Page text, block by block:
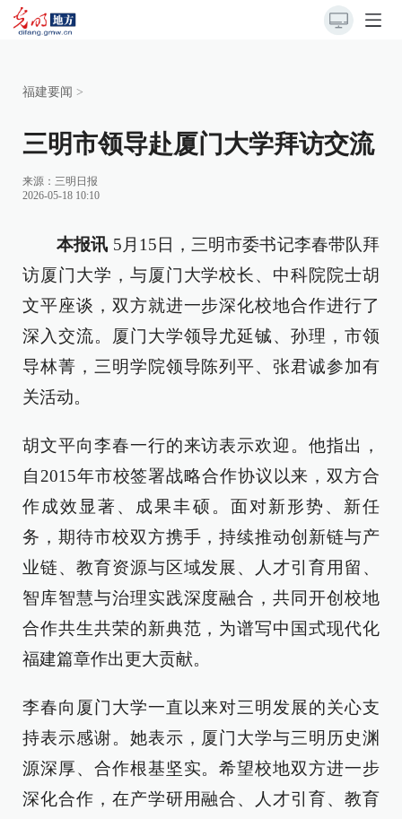
福建要闻 >
三明市领导赴厦门大学拜访交流
来源： 三明日报
2026-05-18 10:10
本报讯 5月15日，三明市委书记李春带队拜
访厦门大学，与厦门大学校长、中科院院士胡
文平座谈，双方就进一步深化校地合作进行了
深入交流。厦门大学领导尤延铖、孙理，市领
导林菁，三明学院领导陈列平、张君诚参加有
关活动。
胡文平向李春一行的来访表示欢迎。他指出，
自2015年市校签署战略合作协议以来，双方合
作成效显著、成果丰硕。面对新形势、新任
务，期待市校双方携手，持续推动创新链与产
业链、教育资源与区域发展、人才引育用留、
智库智慧与治理实践深度融合，共同开创校地
合作共生共荣的新典范，为谱写中国式现代化
福建篇章作出更大贡献。
李春向厦门大学一直以来对三明发展的关心支
持表示感谢。她表示，厦门大学与三明历史渊
源深厚、合作根基坚实。希望校地双方进一步
深化合作，在产学研用融合、人才引育、教育